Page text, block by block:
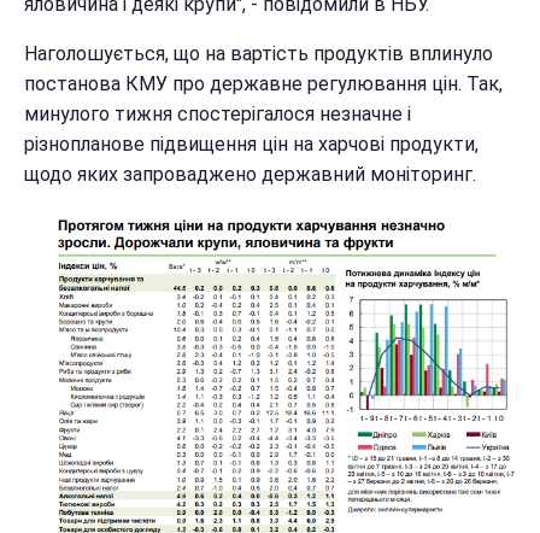
яловичина і деякі крупи", - повідомили в НБУ.
Наголошується, що на вартість продуктів вплинуло
постанова КМУ про державне регулювання цін. Так,
минулого тижня спостерігалося незначне і
різнопланове підвищення цін на харчові продукти,
щодо яких запроваджено державний моніторинг.